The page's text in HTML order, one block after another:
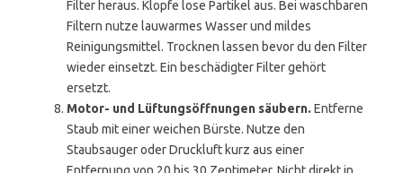
Filter heraus. Klopfe lose Partikel aus. Bei waschbaren
Filtern nutze lauwarmes Wasser und mildes
Reinigungsmittel. Trocknen lassen bevor du den Filter
wieder einsetzt. Ein beschädigter Filter gehört
ersetzt.
Motor- und Lüftungsöffnungen säubern. Entferne
Staub mit einer weichen Bürste. Nutze den
Staubsauger oder Druckluft kurz aus einer